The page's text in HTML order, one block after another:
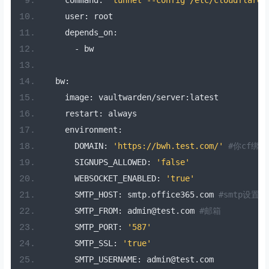
    user
:
root
    depends_on
:
- bw
  bw
:
    image
: vaultwarden/server: latest
    restart
:
always
    environment
:
      DOMAIN
: 'https://bwh.test.com/'
#你cf绑定
      SIGNUPS_ALLOWED
:
'false'
      WEBSOCKET_ENABLED
:
'true'
      SMTP_HOST
: smtp. office365. com #smtp设置
      SMTP_FROM
: admin@test . com #邮箱
      SMTP_PORT
:
'587'
      SMTP_SSL
:
'true'
      SMTP_USERNAME
: admin@test . com